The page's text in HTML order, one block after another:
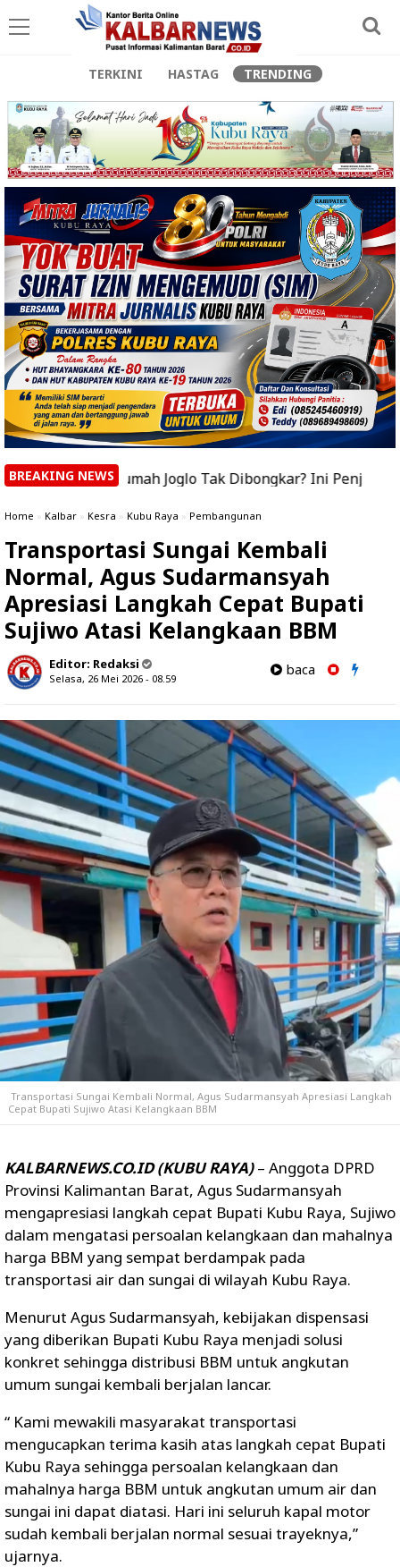
TERKINI HASTAG TRENDING
BREAKING NEWS
Rumah Joglo Tak Dibongkar? Ini Penjelasan Bupati
Home » Kalbar » Kesra » Kubu Raya » Pembangunan
Transportasi Sungai Kembali
Normal, Agus Sudarmansyah
Apresiasi Langkah Cepat Bupati
Sujiwo Atasi Kelangkaan BBM
Editor: Redaksi
Selasa, 26 Mei 2026 - 08.59
baca
Transportasi Sungai Kembali Normal, Agus Sudarmansyah Apresiasi Langkah
Cepat Bupati Sujiwo Atasi Kelangkaan BBM
KALBARNEWS.CO.ID (KUBU RAYA)– Anggota DPRD
Provinsi Kalimantan Barat, Agus Sudarmansyah
mengapresiasi langkah cepat Bupati Kubu Raya, Sujiwo
dalam mengatasi persoalan kelangkaan dan mahalnya
harga BBM yang sempat berdampak pada
transportasi air dan sungai di wilayah Kubu Raya.
Menurut Agus Sudarmansyah, kebijakan dispensasi
yang diberikan Bupati Kubu Raya menjadi solusi
konkret sehingga distribusi BBM untuk angkutan
umum sungai kembali berjalan lancar.
“ Kami mewakili masyarakat transportasi
mengucapkan terima kasih atas langkah cepat Bupati
Kubu Raya sehingga persoalan kelangkaan dan
mahalnya harga BBM untuk angkutan umum air dan
sungai ini dapat diatasi. Hari ini seluruh kapal motor
sudah kembali berjalan normal sesuai trayeknya,”
ujarnya.